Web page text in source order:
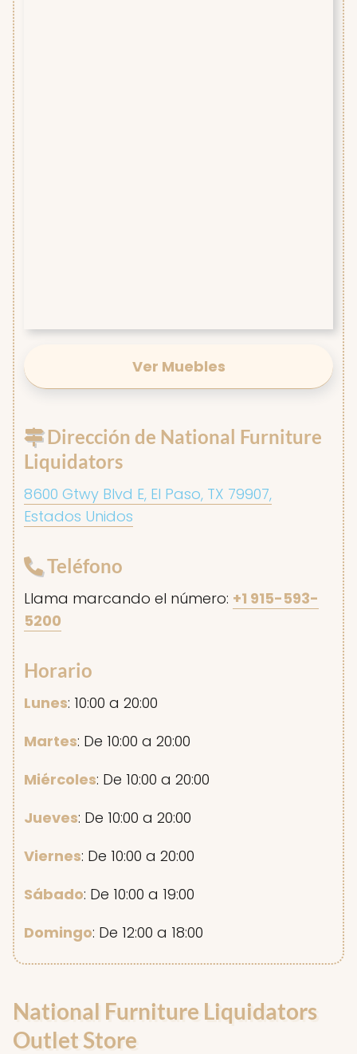
Ver Muebles
Dirección de National Furniture
Liquidators
8600 Gtwy Blvd E, El Paso, TX 79907,
Estados Unidos
Teléfono
Llama marcando el número: +1 915-593-
5200
Horario
Lunes: 10:00 a 20:00
Martes: De 10:00 a 20:00
Miércoles: De 10:00 a 20:00
Jueves: De 10:00 a 20:00
Viernes: De 10:00 a 20:00
Sábado: De 10:00 a 19:00
Domingo: De 12:00 a 18:00
National Furniture Liquidators
Outlet Store